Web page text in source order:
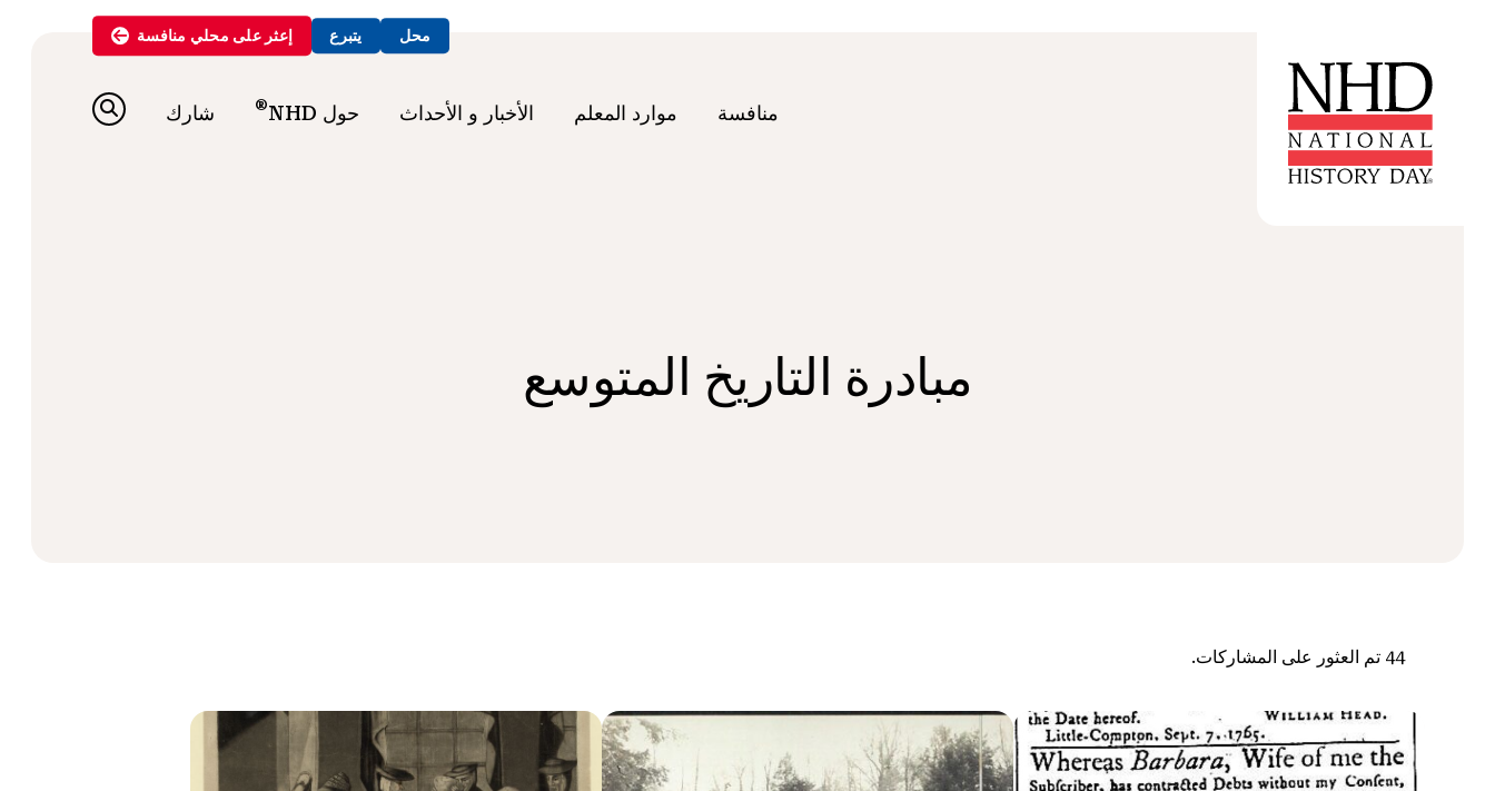
محل يتبرع إعثر على محلي منافسة
منافسة موارد المعلم الأخبار و الأحداث حول NHD ® شارك
مبادرة التاريخ المتوسع
44 تم العثور على المشاركات.